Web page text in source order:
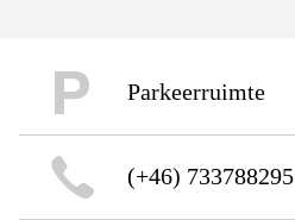
Parkeerruimte
(+46) 733788295